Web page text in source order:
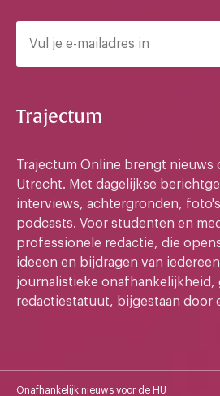
Trajectum
Trajectum Online brengt nieuws
Utrecht. Met dagelijkse
interviews, achtergronden,
podcasts. Voor studenten en
professionele redactie, die
ideeen en bijdragen van
journalistieke onafhankelijkheid,
redactiestatuut, bijgestaan door
Onafhankelijk nieuws voor de HU